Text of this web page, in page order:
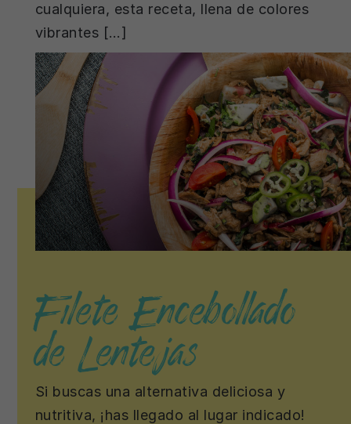
cualquiera, esta receta, llena de colores
vibrantes […]
Filete Encebollado
de Lentejas
Si buscas una alternativa deliciosa y
nutritiva, ¡has llegado al lugar indicado!